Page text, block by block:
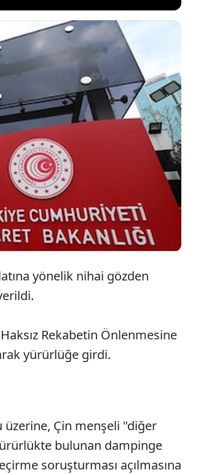
talebi üzerine Çin menşeli çapa
karşı uygulanan mevcut önlemleri
yayımlanan kararla birlikte,
söz konusu ürünler için nihai
yönelik nihai gözden
Rekabetin Önlenmesine
yürürlüğe girdi.
Sesi Aç
üzerine, Çin menşeli "diğer
bulunan dampinge
soruşturması açılmasına